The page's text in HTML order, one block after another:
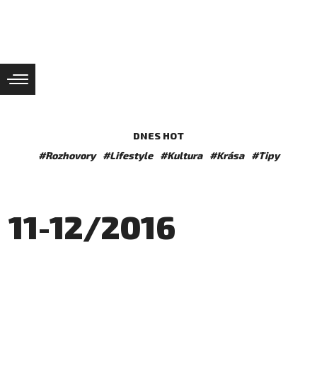
DNES HOT
#Rozhovory
#Lifestyle #Kultura #Krása #Tipy
11-12/2016